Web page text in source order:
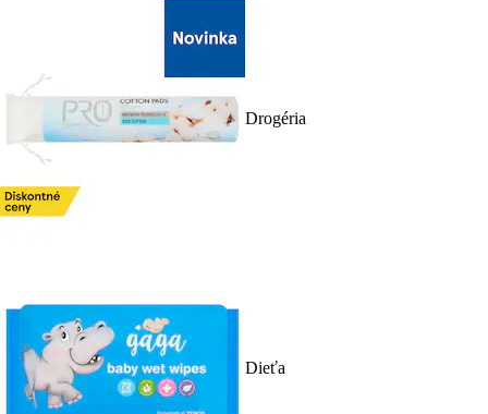
Drogéria
Dieťa